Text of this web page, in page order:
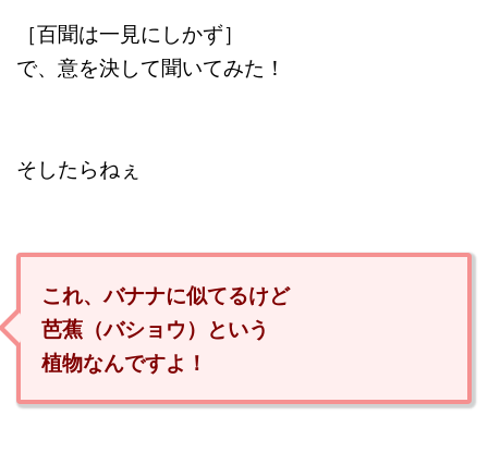
［百聞は一見にしかず］
で、意を決して聞いてみた！
そしたらねぇ
これ、バナナに似てるけど
芭蕉（バショウ）という
植物なんですよ！